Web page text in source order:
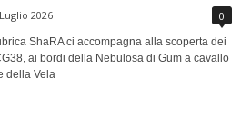
2026 0
ShaRA ci accompagna alla scoperta dei
ai bordi della Nebulosa di Gum a cavallo
della Vela